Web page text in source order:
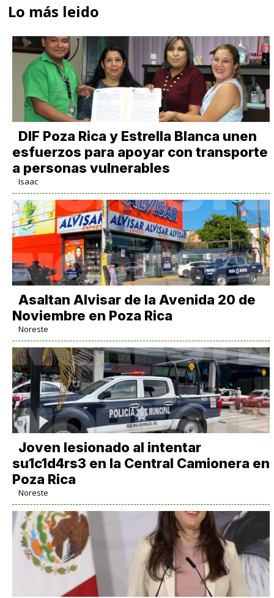
Lo más leido
DIF Poza Rica y Estrella Blanca unen
esfuerzos para apoyar con transporte
a personas vulnerables
Isaac
Asaltan Alvisar de la Avenida 20 de
Noviembre en Poza Rica
Noreste
Joven lesionado al intentar
su1c1d4rs3 en la Central Camionera en
Poza Rica
Noreste